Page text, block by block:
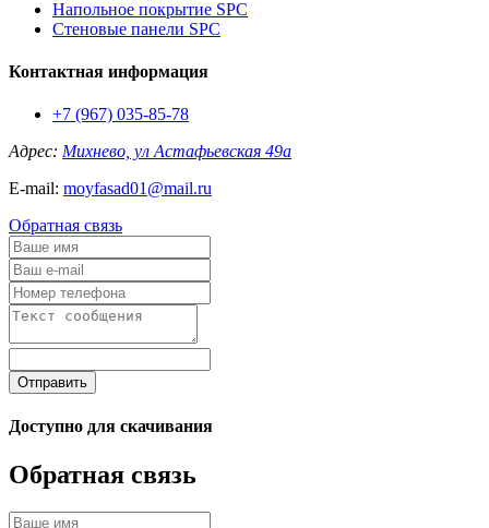
Напольное покрытие SPC
Стеновые панели SPC
Контактная информация
+7 (967) 035-85-78
Адрес: Михнево, ул Астафьевская 49а
E-mail: moyfasad01@mail.ru
Обратная связь
Отправить
Доступно для скачивания
Обратная связь